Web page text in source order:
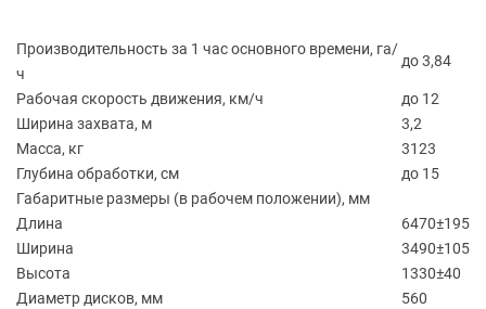
Производительность за 1 час основного времени, га/
ч
до 3,84
Рабочая скорость движения, км/ч
до 12
Ширина захвата, м
3,2
Масса, кг
3123
Глубина обработки, см
до 15
Габаритные размеры (в рабочем положении), мм
Длина
6470±195
Ширина
3490±105
Высота
1330±40
Диаметр дисков, мм
560